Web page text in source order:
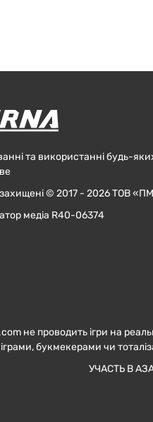
та використанні будь-
захищені © 2017 - 2026 ТОВ
медіа R40-06374
не проводить ігри на
букмекерами чи
УЧАСТЬ В